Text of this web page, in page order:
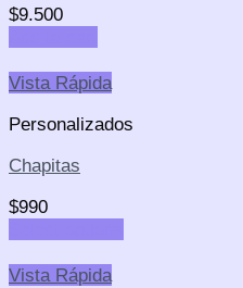
$9.500
Vista Rápida
Personalizados
Chapitas
$990
Vista Rápida